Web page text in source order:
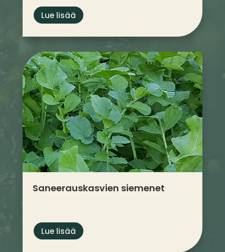
Lue lisää
Saneeraus­kasvien siemenet
Lue lisää